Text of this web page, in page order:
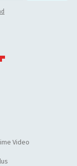
Video